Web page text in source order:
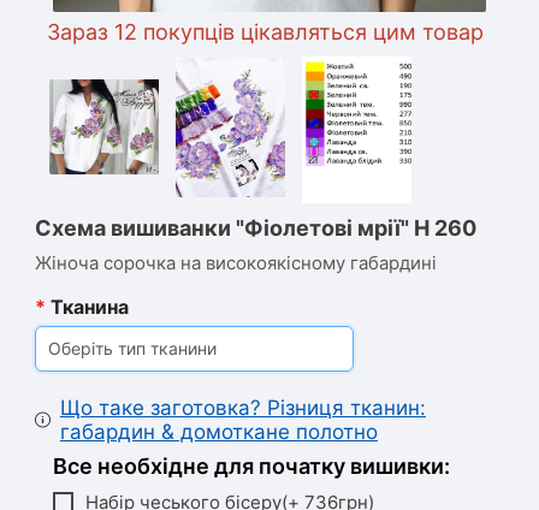
12 покупців цікавляться цим товаром
Схема вишиванки "Фіолетові мрії" Н 260
Жіноча сорочка на високоякісному габардині
* Тканина
Оберіть тип тканини
Що таке заготовка? Різниця тканин:
габардин & домоткане полотно
Все необхідне для початку вишивки:
Набір чеського бісеру(+ 736грн)